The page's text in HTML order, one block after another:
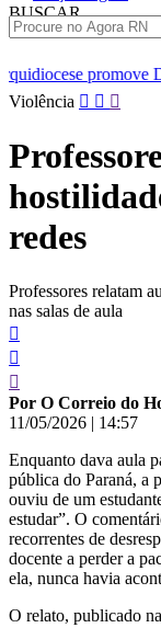
BUSCAR
D para cadastro de
Pular
conteúdo
Violência
redes
Professores relatam
nas salas de aula
Por O Correio do
11/05/2026 | 14:57
Enquanto dava aula
pública do Paraná, a
ouviu de um
estudar”. O
recorrentes de
docente a perder a
ela, nunca havia
O relato, publicado